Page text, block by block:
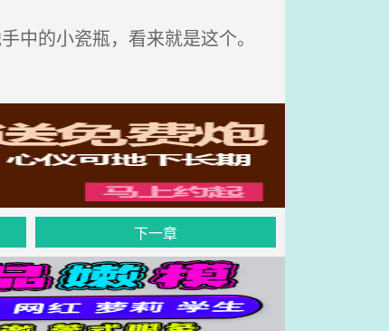
中的小瓷瓶，看来就是这个。
下一章